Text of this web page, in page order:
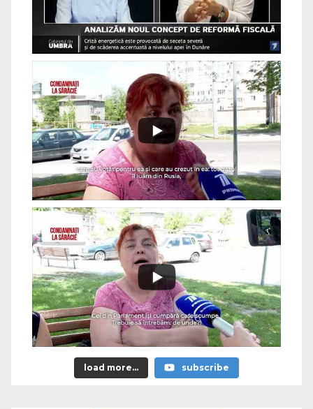
load more... subscribe